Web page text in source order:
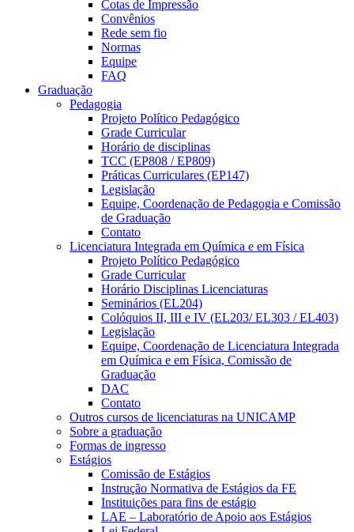
Cotas de Impressão
Convênios
Rede sem fio
Normas
Equipe
FAQ
Graduação
Pedagogia
Projeto Político Pedagógico
Grade Curricular
Horário de disciplinas
TCC (EP808 / EP809)
Práticas Curriculares (EP147)
Legislação
Equipe, Coordenação de Pedagogia e Comissão
de Graduação
Contato
Licenciatura Integrada em Química e em Física
Projeto Político Pedagógico
Grade Curricular
Horário Disciplinas Licenciaturas
Seminários (EL204)
Colóquios II, III e IV (EL203/ EL303 / EL403)
Legislação
Equipe, Coordenação de Licenciatura Integrada
em Química e em Física, Comissão de
Graduação
DAC
Contato
Outros cursos de licenciaturas na UNICAMP
Sobre a graduação
Formas de ingresso
Estágios
Comissão de Estágios
Instrução Normativa de Estágios da FE
Instituições para fins de estágio
LAE – Laboratório de Apoio aos Estágios